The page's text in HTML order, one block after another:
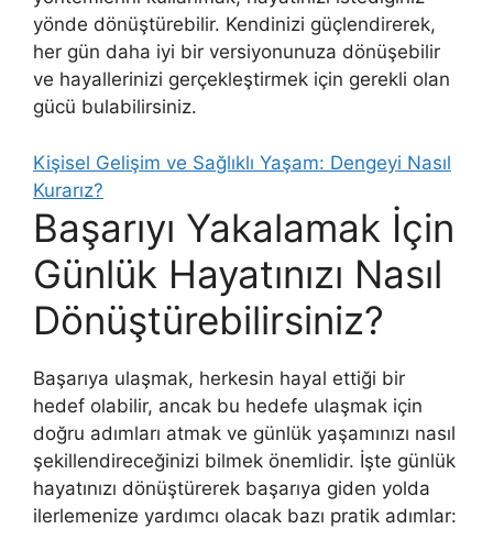
yönde dönüştürebilir. Kendinizi güçlendirerek,
her gün daha iyi bir versiyonunuza dönüşebilir
ve hayallerinizi gerçekleştirmek için gerekli olan
gücü bulabilirsiniz.
Kişisel Gelişim ve Sağlıklı Yaşam: Dengeyi Nasıl
Kurarız?
Başarıyı Yakalamak İçin
Günlük Hayatınızı Nasıl
Dönüştürebilirsiniz?
Başarıya ulaşmak, herkesin hayal ettiği bir
hedef olabilir, ancak bu hedefe ulaşmak için
doğru adımları atmak ve günlük yaşamınızı nasıl
şekillendireceğinizi bilmek önemlidir. İşte günlük
hayatınızı dönüştürerek başarıya giden yolda
ilerlemenize yardımcı olacak bazı pratik adımlar: